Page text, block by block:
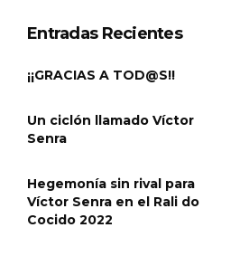
Entradas Recientes
¡¡GRACIAS A TOD@S!!
Un ciclón llamado Víctor
Senra
Hegemonía sin rival para
Víctor Senra en el Rali do
Cocido 2022